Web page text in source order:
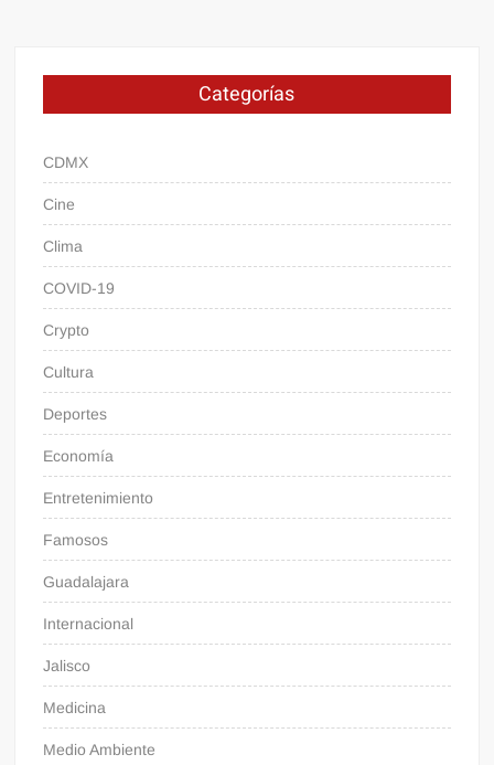
Categorías
CDMX
Cine
Clima
COVID-19
Crypto
Cultura
Deportes
Economía
Entretenimiento
Famosos
Guadalajara
Internacional
Jalisco
Medicina
Medio Ambiente